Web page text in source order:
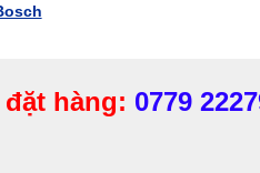
hàng: 0779